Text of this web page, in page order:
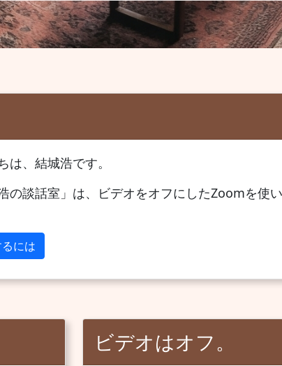
は、結城浩です。
浩の談話室」は、ビデオをオフにしたZoomを
には
ビデオはオフ。